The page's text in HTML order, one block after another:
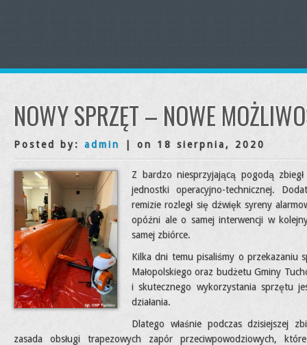
NOWY SPRZĘT – NOWE
Posted by: admin | on 18 sierpnia, 2020
Z bardzo niesprzyjającą pogodą
jednostki operacyjno-technicznej.
remizie rozległ się dźwięk syreny
opóźni ale o samej interwencji w
samej zbiórce.
Kilka dni temu pisaliśmy o przekazaniu
Małopolskiego oraz budżetu Gminy
i skutecznego wykorzystania sprzętu
działania.
Dlatego właśnie podczas dzisiejszej
zasada obsługi trapezowych zapór przeciwpowodziowych,